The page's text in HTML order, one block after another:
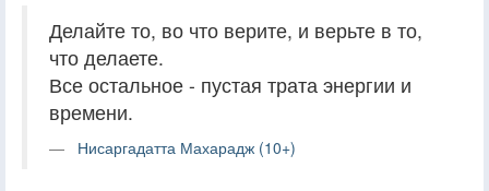
Делайте то, во что верите, и верьте в то,
что делаете.
Все остальное - пустая трата энергии и
времени.
Нисаргадатта Махарадж (10+)